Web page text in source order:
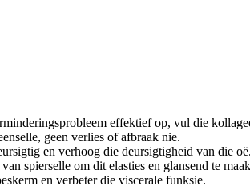
effektief op, vul die
geen verlies of afbraak nie.
en verhoog die deursigtigheid van die oë.
spierselle om dit elasties en glansend te
en verbeter die viscerale funksie.